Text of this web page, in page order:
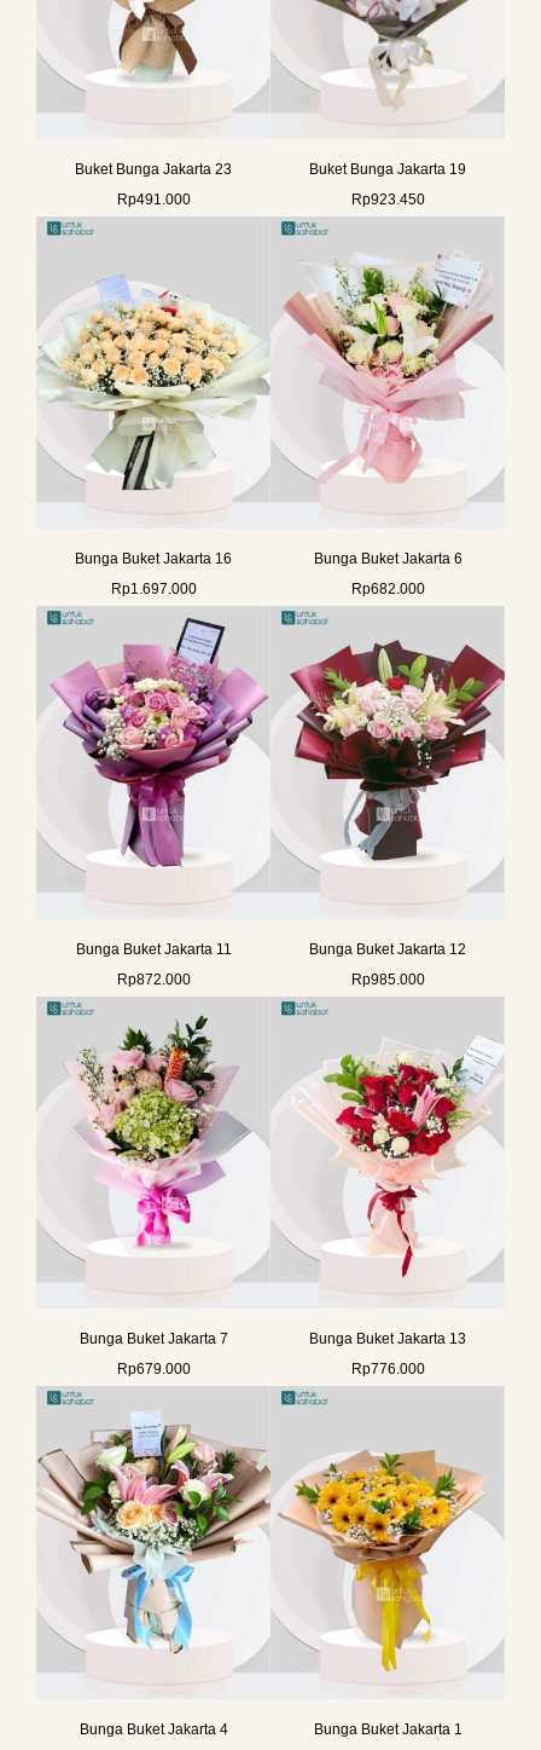
Buket Bunga Jakarta 23
Rp491.000
Buket Bunga Jakarta 19
Rp923.450
Bunga Buket Jakarta 16
Rp1.697.000
Bunga Buket Jakarta 6
Rp682.000
Bunga Buket Jakarta 11
Rp872.000
Bunga Buket Jakarta 12
Rp985.000
Bunga Buket Jakarta 7
Rp679.000
Bunga Buket Jakarta 13
Rp776.000
Bunga Buket Jakarta 4
Bunga Buket Jakarta 1